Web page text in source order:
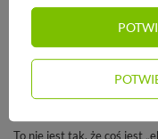
Szczelny kubek termiczny
Terra RCS 300ml – Stal z
- Piaskowy Beż
Materiały z
To nie jest tak, że coś jest